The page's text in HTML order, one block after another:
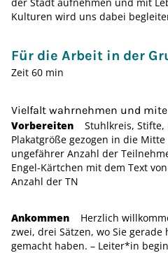
Kulturen wird uns dabei
Für die Arbeit in der
Zeit 60 min
Vielfalt wahrnehmen und
Vorbereiten Stuhlkreis, Stifte,
Plakatgröße gezogen in die
ungefährer Anzahl der
Engel-Kärtchen mit dem Text
Anzahl der TN
Ankommen Herzlich
zwei, drei Sätzen, wo Sie
gemacht haben. – Leiter*in